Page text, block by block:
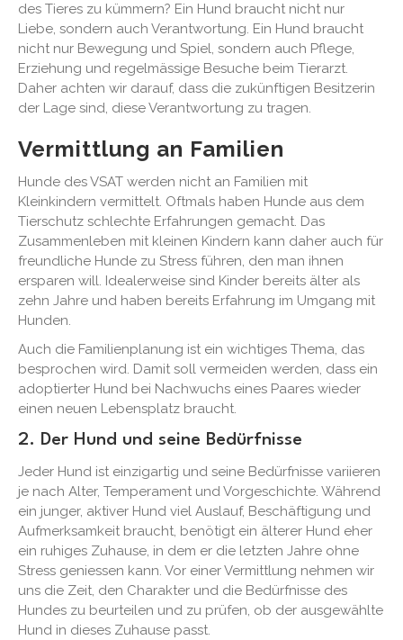
des Tieres zu kümmern? Ein Hund braucht nicht nur
Liebe, sondern auch Verantwortung. Ein Hund braucht
nicht nur Bewegung und Spiel, sondern auch Pflege,
Erziehung und regelmässige Besuche beim Tierarzt.
Daher achten wir darauf, dass die zukünftigen Besitzerin
der Lage sind, diese Verantwortung zu tragen.
Vermittlung an Familien
Hunde des VSAT werden nicht an Familien mit
Kleinkindern vermittelt. Oftmals haben Hunde aus dem
Tierschutz schlechte Erfahrungen gemacht. Das
Zusammenleben mit kleinen Kindern kann daher auch für
freundliche Hunde zu Stress führen, den man ihnen
ersparen will. Idealerweise sind Kinder bereits älter als
zehn Jahre und haben bereits Erfahrung im Umgang mit
Hunden.
Auch die Familienplanung ist ein wichtiges Thema, das
besprochen wird. Damit soll vermeiden werden, dass ein
adoptierter Hund bei Nachwuchs eines Paares wieder
einen neuen Lebensplatz braucht.
2. Der Hund und seine Bedürfnisse
Jeder Hund ist einzigartig und seine Bedürfnisse variieren
je nach Alter, Temperament und Vorgeschichte. Während
ein junger, aktiver Hund viel Auslauf, Beschäftigung und
Aufmerksamkeit braucht, benötigt ein älterer Hund eher
ein ruhiges Zuhause, in dem er die letzten Jahre ohne
Stress geniessen kann. Vor einer Vermittlung nehmen wir
uns die Zeit, den Charakter und die Bedürfnisse des
Hundes zu beurteilen und zu prüfen, ob der ausgewählte
Hund in dieses Zuhause passt.